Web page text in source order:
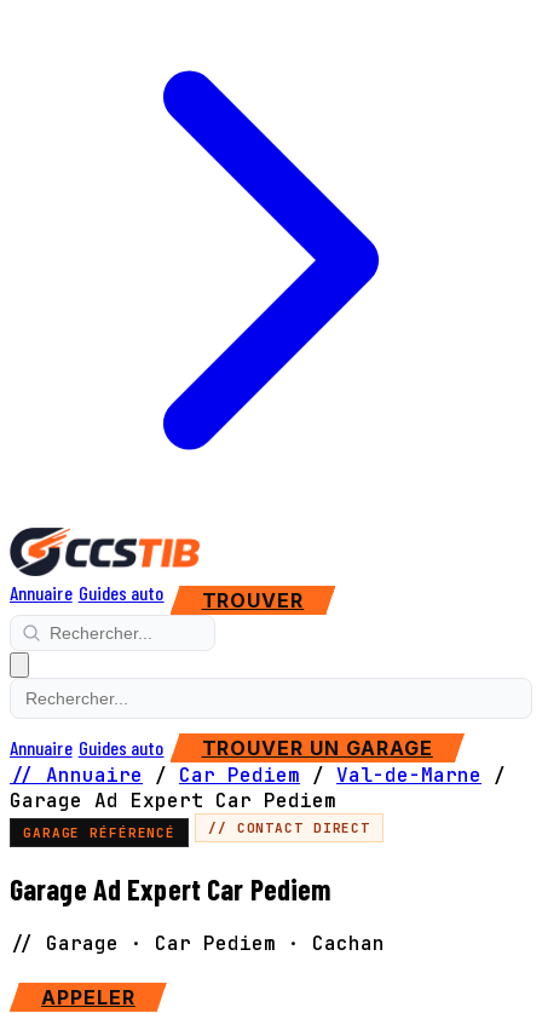
Annuaire Guides auto TROUVER
Annuaire Guides auto TROUVER UN GARAGE
// Annuaire / Car Pediem / Val-de-Marne
/
Garage Ad Expert Car Pediem
GARAGE RÉFÉRENCÉ // CONTACT DIRECT
Garage Ad Expert Car Pediem
// Garage · Car Pediem · Cachan
APPELER